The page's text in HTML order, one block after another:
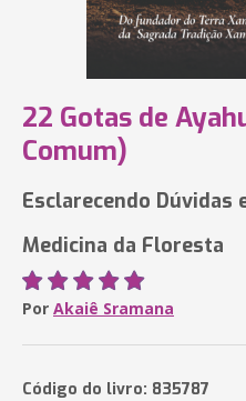
22 Gotas de
Comum)
Esclarecendo Dúvidas
Medicina da Floresta
Por Akaiê Sramana
Código do livro: 835787